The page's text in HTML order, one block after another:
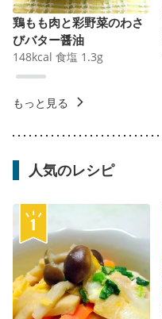
鶏もも肉と彩野菜のわさ
びバター醤油
148kcal 食塩 1.3g
もっと見る
人気のレシピ